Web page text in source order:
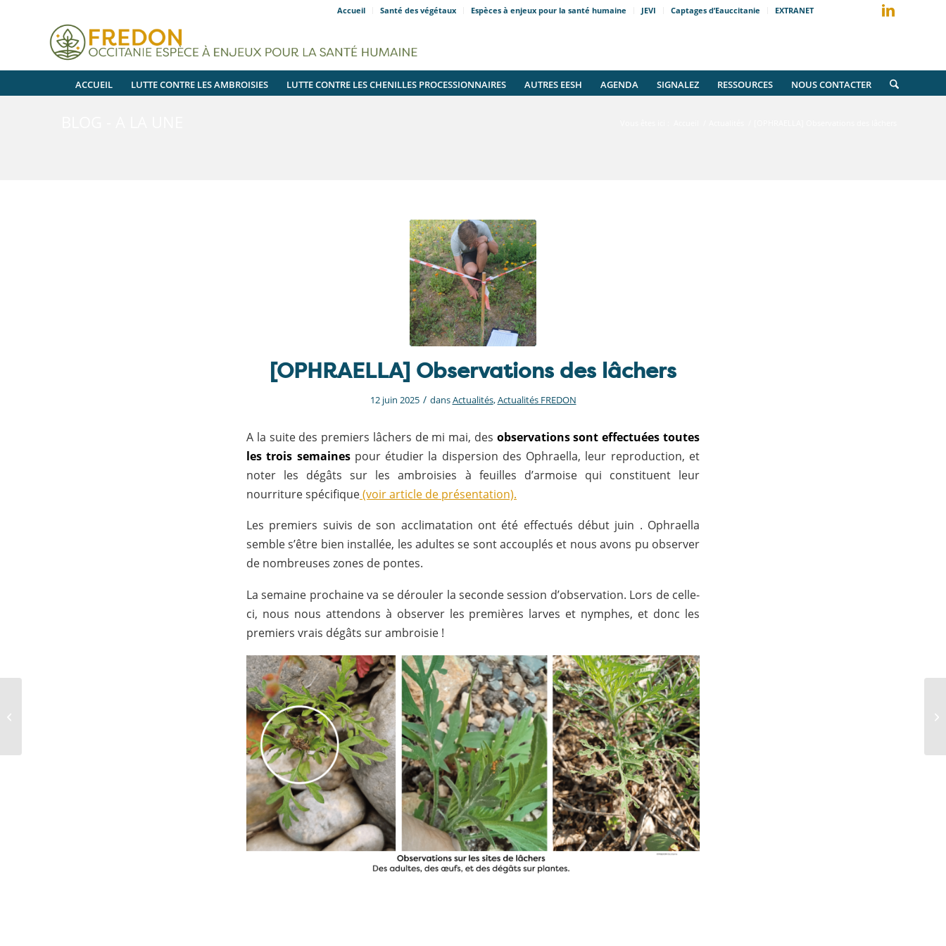
Accueil Santé des végétaux Espèces à enjeux pour la santé humaine JEVI Captages d’Eauccitanie EXTRANET
ACCUEIL LUTTE CONTRE LES AMBROISIES LUTTE CONTRE LES CHENILLES PROCESSIONNAIRES AUTRES EESH AGENDA SIGNALEZ RESSOURCES NOUS CONTACTER
[OPHRAELLA] Observations des lâchers
12 juin 2025 / dansActualités,Actualités FREDON
A la suite des premiers lâchers de mi mai, des observations sont effectuées toutes
les trois semainespour étudier la dispersion des Ophraella, leur reproduction, et
noter les dégâts sur les ambroisies à feuilles d’armoise qui constituent leur
nourriture spécifique(voir article de présentation).
Les premiers suivis de son acclimatation ont été effectués début juin . Ophraella
semble s’être bien installée, les adultes se sont accouplés et nous avons pu observer
de nombreuses zones de pontes.
La semaine prochaine va se dérouler la seconde session d’observation. Lors de celle-
ci, nous nous attendons à observer les premières larves et nymphes, et donc les
premiers vrais dégâts sur ambroisie !